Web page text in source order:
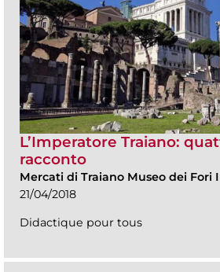
L’Imperatore Traiano:
racconto
Mercati di Traiano Museo dei Fori
21/04/2018
Didactique pour tous